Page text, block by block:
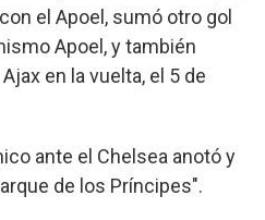
el Apoel, sumó otro gol
Apoel, y también
en la vuelta, el 5 de
ante el Chelsea anotó y
de los Príncipes".